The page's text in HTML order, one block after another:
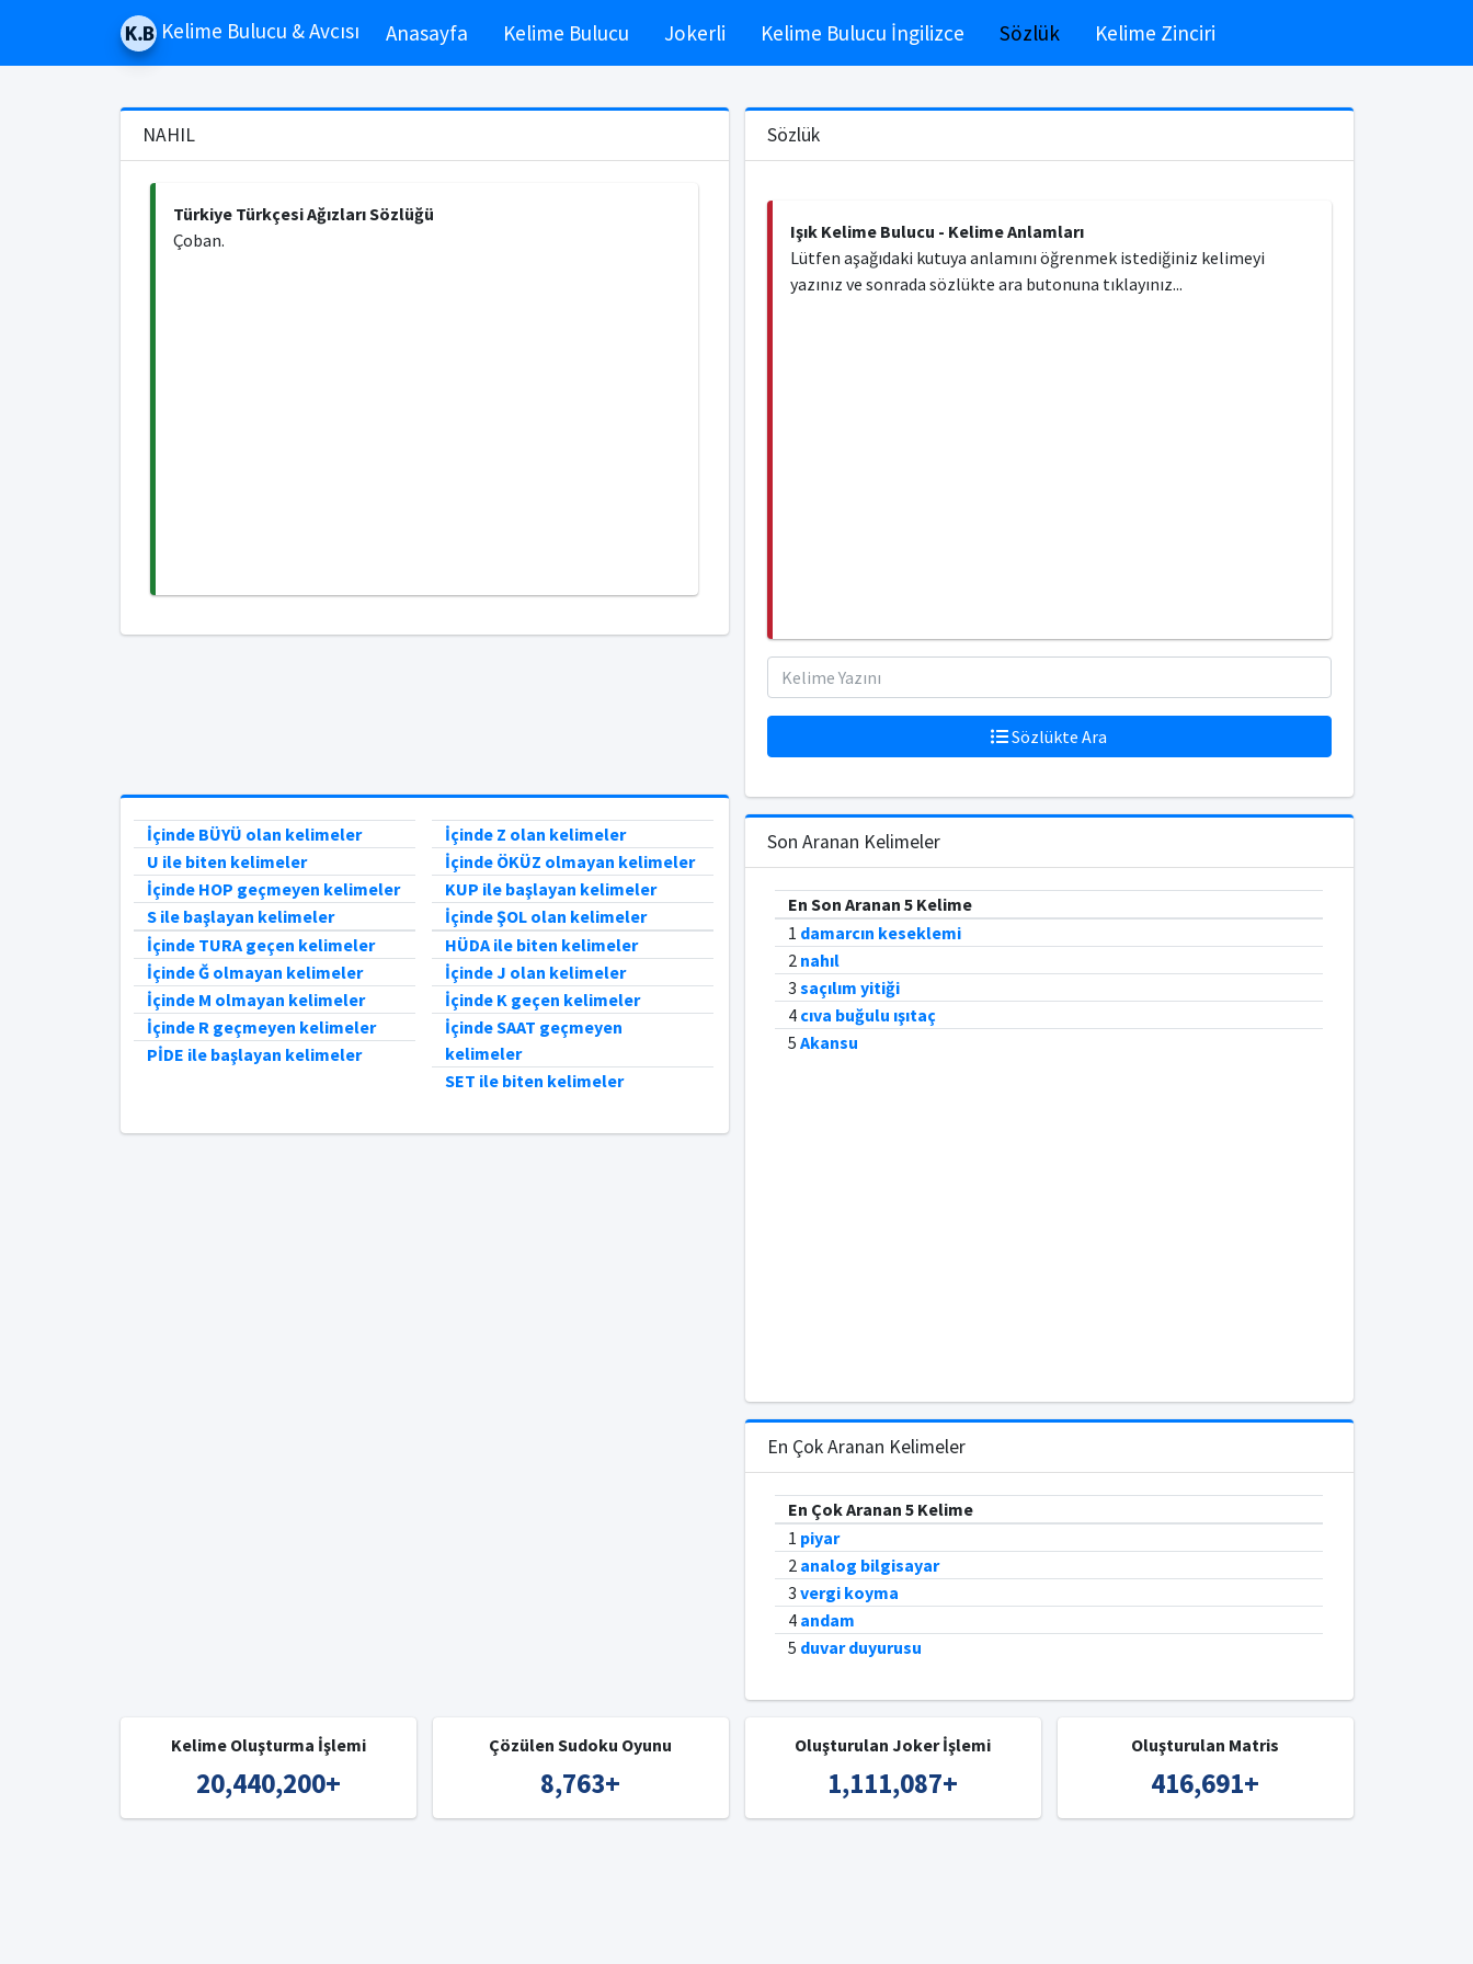
Kelime Bulucu & Avcısı Anasayfa Kelime Bulucu Jokerli Kelime Bulucu İngilizce Sözlük Kelime Zinciri
NAHIL
Türkiye Türkçesi Ağızları Sözlüğü
Çoban.
İçinde BÜYÜ olan kelimeler
U ile biten kelimeler
İçinde HOP geçmeyen kelimeler
S ile başlayan kelimeler
İçinde TURA geçen kelimeler
İçinde Ğ olmayan kelimeler
İçinde M olmayan kelimeler
İçinde R geçmeyen kelimeler
PİDE ile başlayan kelimeler
İçinde Z olan kelimeler
İçinde ÖKÜZ olmayan kelimeler
KUP ile başlayan kelimeler
İçinde ŞOL olan kelimeler
HÜDA ile biten kelimeler
İçinde J olan kelimeler
İçinde K geçen kelimeler
İçinde SAAT geçmeyen
kelimeler
SET ile biten kelimeler
Sözlük
Işık Kelime Bulucu - Kelime Anlamları
Lütfen aşağıdaki kutuya anlamını öğrenmek istediğiniz kelimeyi
yazınız ve sonrada sözlükte ara butonuna tıklayınız...
Sözlükte Ara
Son Aranan Kelimeler
En Son Aranan 5 Kelime
1 damarcın keseklemi
2 nahıl
3 saçılım yitiği
4 cıva buğulu ışıtaç
5 Akansu
En Çok Aranan Kelimeler
En Çok Aranan 5 Kelime
1 piyar
2 analog bilgisayar
3 vergi koyma
4 andam
5 duvar duyurusu
Kelime Oluşturma İşlemi
20,440,200+
Çözülen Sudoku Oyunu
8,763+
Oluşturulan Joker İşlemi
1,111,087+
Oluşturulan Matris
416,691+